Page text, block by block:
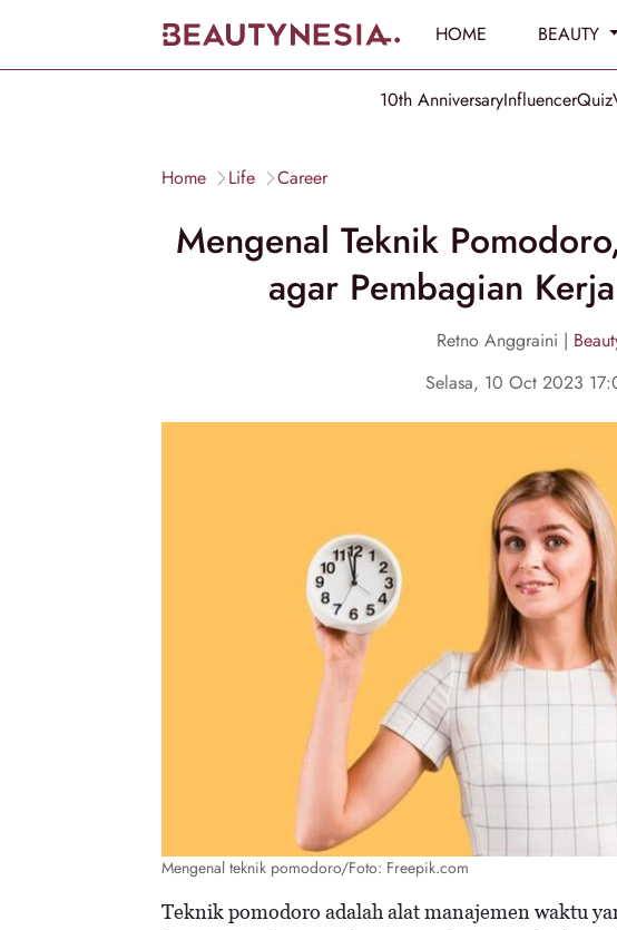
HOME BEAUTY
10th AnniversaryInfluencerQuiz
Home Life Career
Mengenal Teknik
agar Pembagian
Retno Anggraini |
Selasa, 10 Oct 2023
Mengenal teknik pomodoro/Foto: Freepik.com
Teknik pomodoro adalah alat manajemen waktu